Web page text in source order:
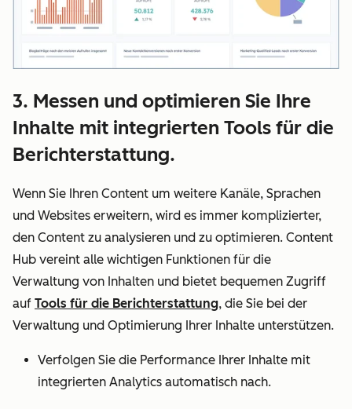
3. Messen und optimieren Sie Ihre
Inhalte mit integrierten Tools für die
Berichterstattung.
Wenn Sie Ihren Content um weitere Kanäle, Sprachen
und Websites erweitern, wird es immer komplizierter,
den Content zu analysieren und zu optimieren. Content
Hub vereint alle wichtigen Funktionen für die
Verwaltung von Inhalten und bietet bequemen Zugriff
auf Tools für die Berichterstattung, die Sie bei der
Verwaltung und Optimierung Ihrer Inhalte unterstützen.
Verfolgen Sie die Performance Ihrer Inhalte mit
integrierten Analytics automatisch nach.